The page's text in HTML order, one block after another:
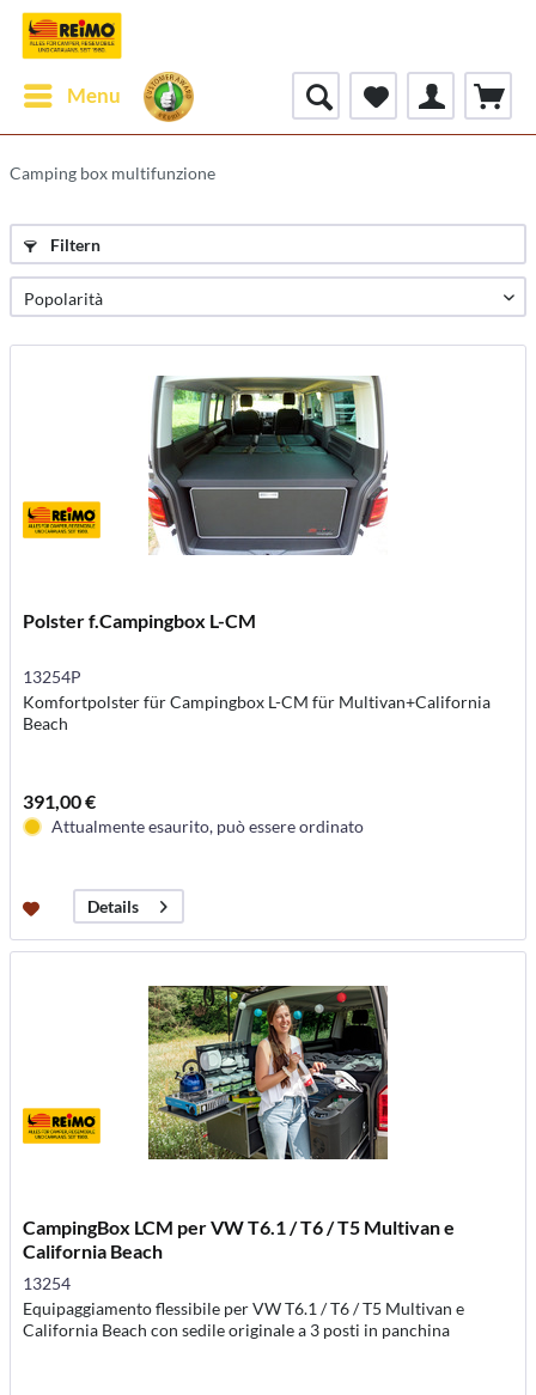
Menu
Camping box multifunzione
Filtern
Polster f.Campingbox L-CM
13254P
Komfortpolster für Campingbox L-CM für Multivan+California
Beach
391,00 €
Attualmente esaurito, può essere ordinato
Details
CampingBox LCM per VW T6.1 / T6 / T5 Multivan e
California Beach
13254
Equipaggiamento flessibile per VW T6.1 / T6 / T5 Multivan e
California Beach con sedile originale a 3 posti in panchina